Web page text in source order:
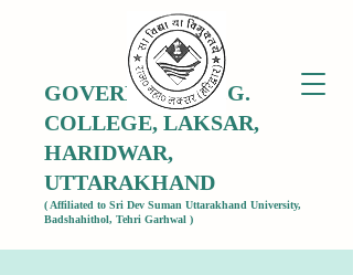
GOVERNMENT P.G.
COLLEGE, LAKSAR,
HARIDWAR,
UTTARAKHAND
( Affiliated to Sri Dev Suman Uttarakhand University,
Badshahithol, Tehri Garhwal )